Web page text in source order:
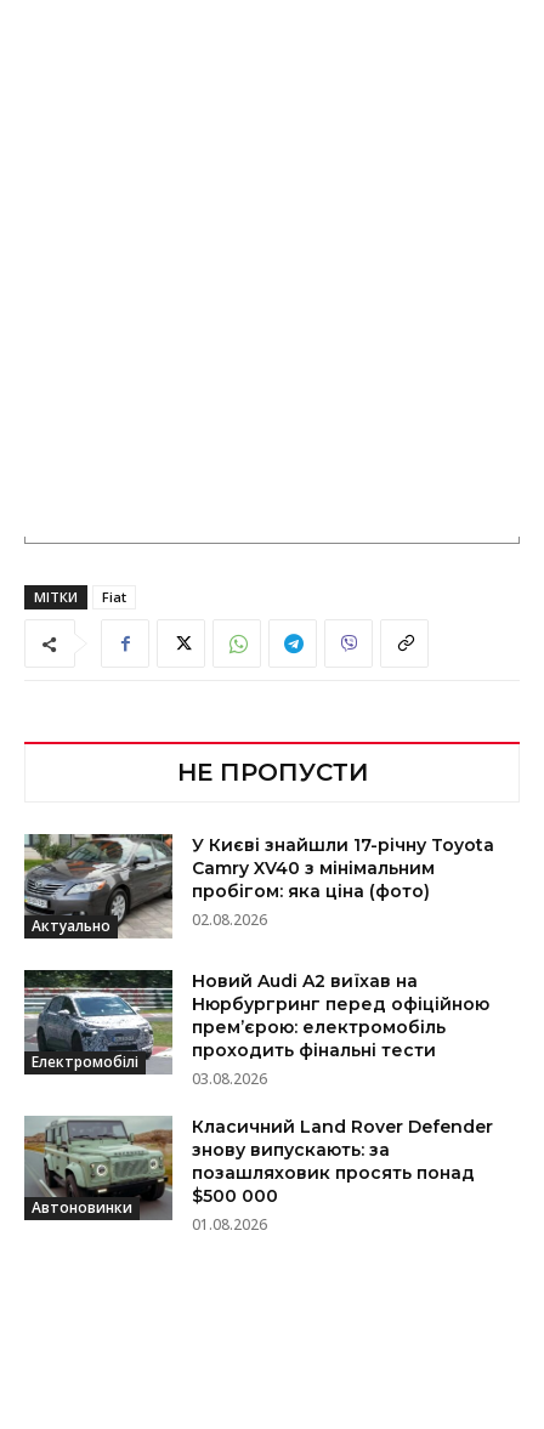
МІТКИ Fiat
НЕ ПРОПУСТИ
Актуально
У Києві знайшли 17-річну Toyota
Camry XV40 з мінімальним
пробігом: яка ціна (фото)
02.08.2026
Електромобілі
Новий Audi A2 виїхав на
Нюрбургринг перед офіційною
прем’єрою: електромобіль
проходить фінальні тести
03.08.2026
Автоновинки
Класичний Land Rover Defender
знову випускають: за
позашляховик просять понад
$500 000
01.08.2026